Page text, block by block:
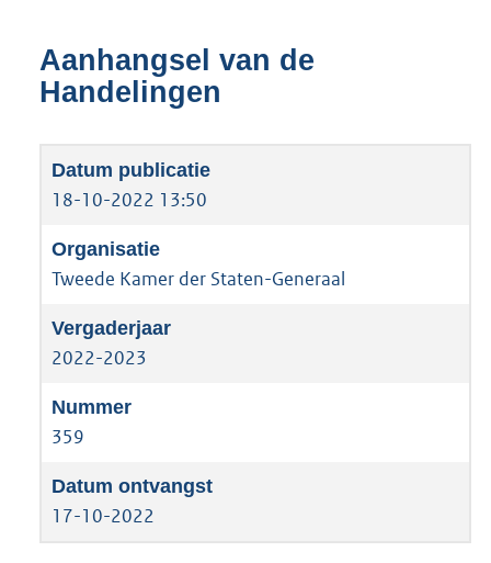
Aanhangsel van de
Handelingen
18-10-2022 13:50
Tweede Kamer der Staten-Generaal
2022-2023
359
17-10-2022